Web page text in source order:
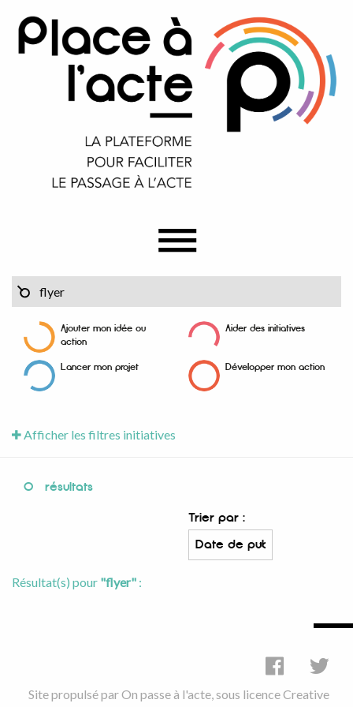
Ajouter mon idée ou
action
Aider des initiatives
Lancer mon projet Développer mon action
Afficher les filtres initiatives
0 résultats
Trier par :
Résultat(s) pour "flyer" :
Site propulsé parOn passe à l'acte, sous licenceCreative